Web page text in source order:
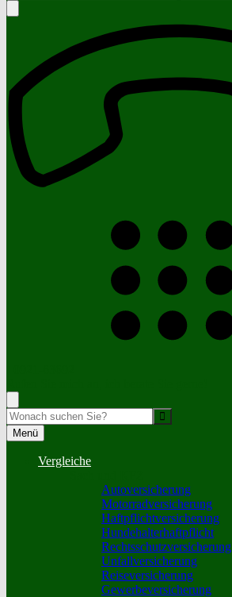
Menü
Vergleiche
Autoversicherung
Motorradversicherung
Haftpflichtversicherung
Hundehalterhaftpflicht
Rechtsschutzversicherung
Unfallversicherung
Reiseversicherung
Gewerbeversicherung